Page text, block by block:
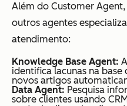
Além do Customer
outros agentes
atendimento:
Knowledge Base Agent:
identifica lacunas na
novos artigos
Data Agent: Pesquisa
sobre clientes usando